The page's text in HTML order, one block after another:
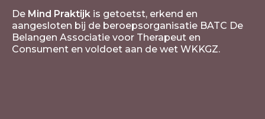
De Mind Praktijk is getoetst, erkend en
aangesloten bij de beroepsorganisatie BATC De
Belangen Associatie voor Therapeut en
Consument en voldoet aan de wet WKKGZ.